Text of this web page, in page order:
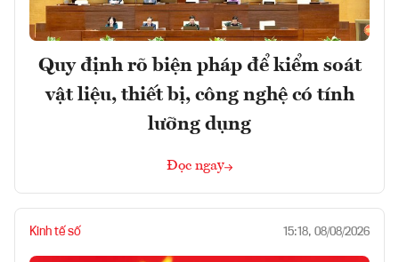
Quy định rõ biện pháp để kiểm soát
vật liệu, thiết bị, công nghệ có tính
lưỡng dụng
Đọc ngay
Kinh tế số 15:18, 08/08/2026